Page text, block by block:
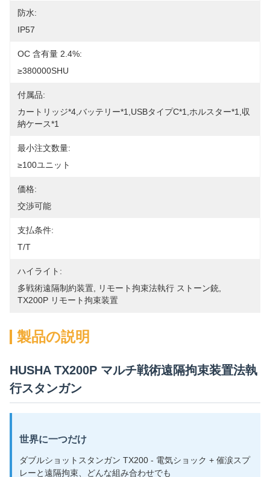
防水:
IP57
OC 含有量 2.4%:
≥380000SHU
付属品:
カートリッジ*4,バッテリー*1,USBタイプC*1,ホルスター*1,収
納ケース*1
最小注文数量:
≥100ユニット
価格:
交渉可能
支払条件:
T/T
ハイライト:
多戦術遠隔制約装置
リモート拘束法執行 ストーン銃
TX200P リモート拘束装置
製品の説明
HUSHA TX200P マルチ戦術遠隔拘束装置法執
行スタンガン
世界に一つだけ
ダブルショットスタンガン TX200 - 電気ショック + 催涙スプ
レーと遠隔拘束、どんな組み合わせでも